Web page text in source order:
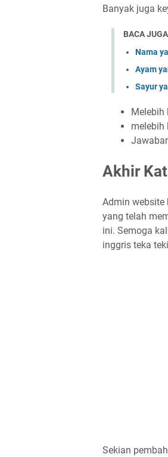
Banyak juga
BACA JUGA
Nama
Ayam
Sayur
Melebih
melebih
Akhir
Admin website
yang telah
ini. Semoga
inggris teka
Sekian